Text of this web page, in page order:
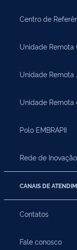
Centro de
Unidade Remota
Unidade Remota
Unidade Remota
Polo EMBRAPII
Rede de
CANAIS DE
Contatos
Fale conosco